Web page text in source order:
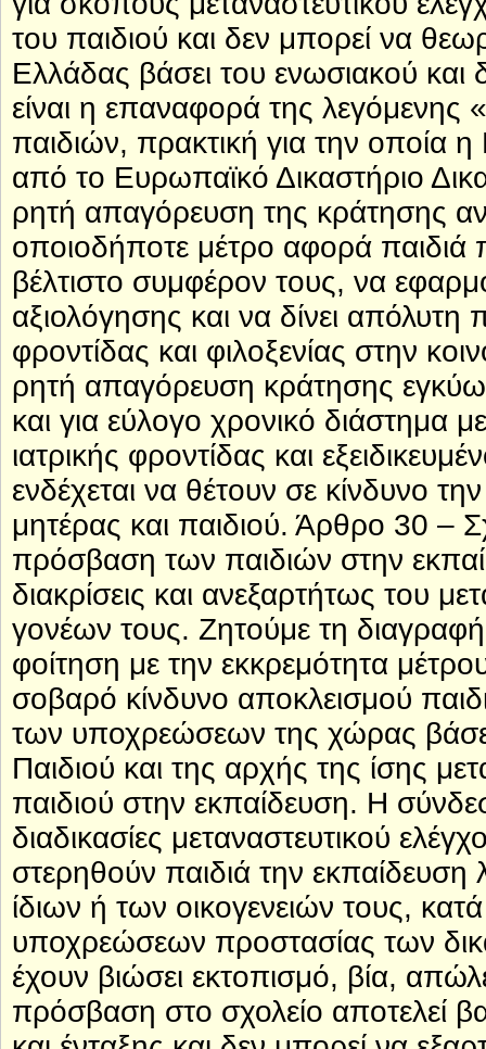
του παιδιού και δεν μπορεί να
Ελλάδας βάσει του ενωσιακού και
είναι η επαναφορά της
παιδιών, πρακτική για την οποία η
από το Ευρωπαϊκό Δικαστήριο
ρητή απαγόρευση της κράτησης
οποιοδήποτε μέτρο αφορά παιδιά
βέλτιστο συμφέρον τους, να
αξιολόγησης και να δίνει απόλυτη
φροντίδας και φιλοξενίας στην
ρητή απαγόρευση κράτησης
και για εύλογο χρονικό διάστημα
ιατρικής φροντίδας και
ενδέχεται να θέτουν σε κίνδυνο
μητέρας και παιδιού. Άρθρο 30 –
πρόσβαση των παιδιών στην
διακρίσεις και ανεξαρτήτως του
γονέων τους. Ζητούμε τη
φοίτηση με την εκκρεμότητα
σοβαρό κίνδυνο αποκλεισμού
των υποχρεώσεων της χώρας
Παιδιού και της αρχής της ίσης
παιδιού στην εκπαίδευση. Η
διαδικασίες μεταναστευτικού
στερηθούν παιδιά την
ίδιων ή των οικογενειών τους,
υποχρεώσεων προστασίας των
έχουν βιώσει εκτοπισμό, βία,
πρόσβαση στο σχολείο αποτελεί